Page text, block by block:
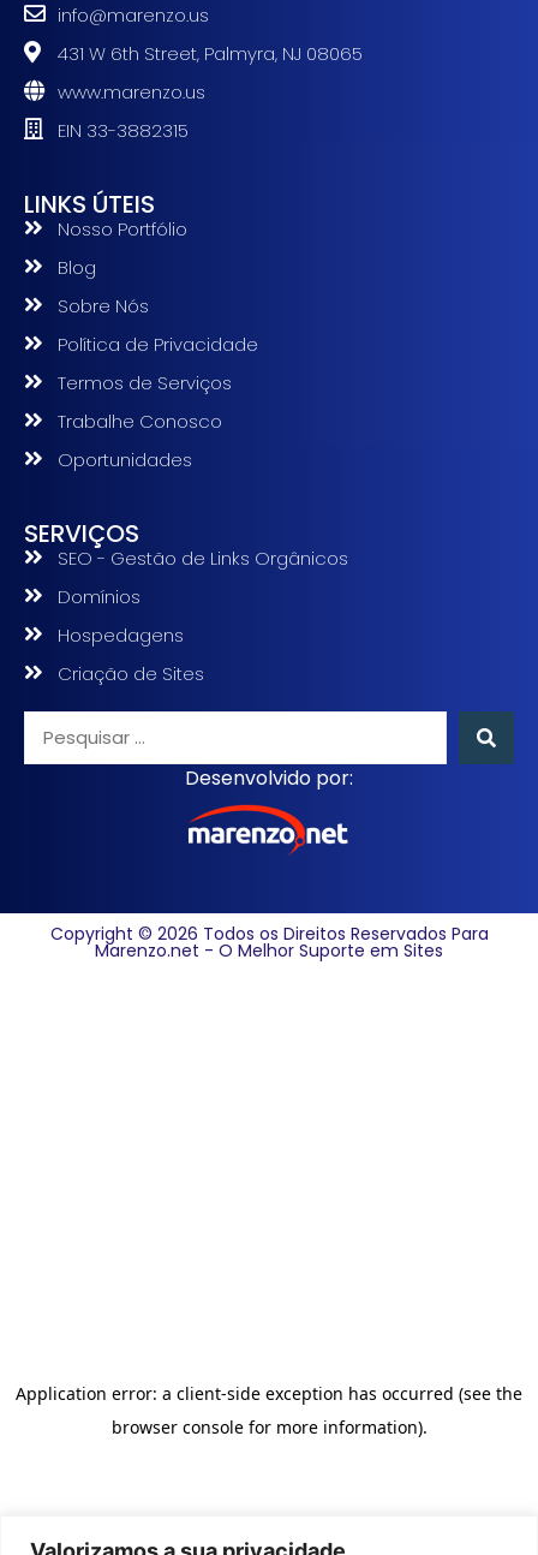
info@marenzo.us
431 W 6th Street, Palmyra, NJ 08065
www.marenzo.us
EIN 33-3882315
LINKS ÚTEIS
Nosso Portfólio
Blog
Sobre Nós
Política de Privacidade
Termos de Serviços
Trabalhe Conosco
Oportunidades
SERVIÇOS
SEO - Gestão de Links Orgânicos
Domínios
Hospedagens
Criação de Sites
Desenvolvido por:
Copyright © 2026 Todos os Direitos Reservados Para
Marenzo.net - O Melhor Suporte em Sites